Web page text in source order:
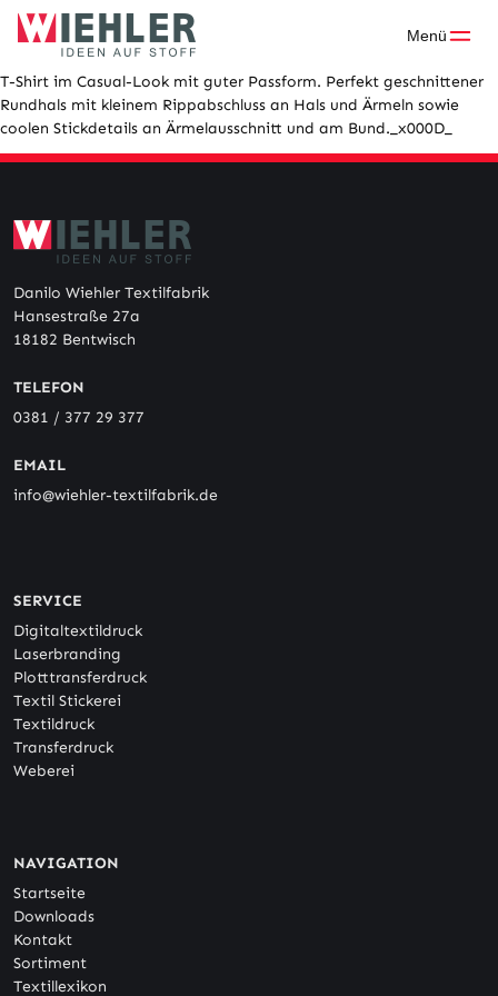
Skip
Menü
T-Shirt im Casual-Look mit guter Passform. Perfekt geschnittener
Rundhals mit kleinem Rippabschluss an Hals und Ärmeln sowie
coolen Stickdetails an Ärmelausschnitt und am Bund._x000D_
Danilo Wiehler Textilfabrik
Hansestraße 27a
18182 Bentwisch
TELEFON
0381 / 377 29 377
EMAIL
info@wiehler-textilfabrik.de
SERVICE
Digitaltextildruck
Laserbranding
Plotttransferdruck
Textil Stickerei
Textildruck
Transferdruck
Weberei
NAVIGATION
Startseite
Downloads
Kontakt
Sortiment
Textillexikon